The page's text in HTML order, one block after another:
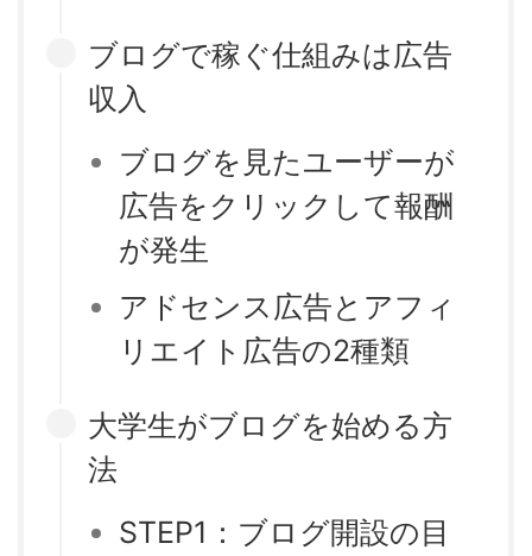
ブログで稼ぐ仕組みは広告
収入
ブログを見たユーザーが
広告をクリックして報酬
が発生
アドセンス広告とアフィ
リエイト広告の2種類
大学生がブログを始める方
法
STEP1：ブログ開設の目